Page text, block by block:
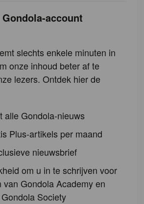
account
slechts enkele minuten in
onze inhoud beter af te
lezers. Ontdek hier de
alle Gondola-nieuws
Plus-artikels per maand
nieuwsbrief
om u in te schrijven voor
van Gondola Academy en
Society